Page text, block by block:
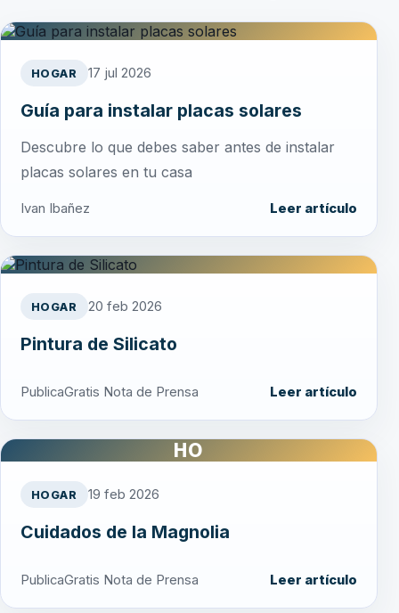
HOGAR 17 jul 2026
Guía para instalar placas solares
Descubre lo que debes saber antes de instalar
placas solares en tu casa
Ivan Ibañez Leer artículo
HOGAR 20 feb 2026
Pintura de Silicato
PublicaGratis Nota de Prensa Leer artículo
HO
HOGAR 19 feb 2026
Cuidados de la Magnolia
PublicaGratis Nota de Prensa Leer artículo